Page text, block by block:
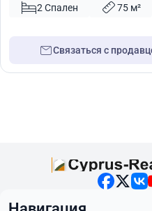
№ 546012 Спален 75 м²
Связаться с